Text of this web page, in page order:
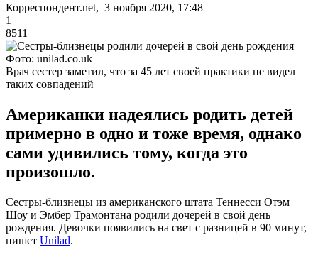
Корреспондент.net, 3 ноября 2020, 17:48
1
8511
Фото: unilad.co.uk
Врач сестер заметил, что за 45 лет своей практики не видел
таких совпадений
Американки надеялись родить детей
примерно в одно и тоже время, однако
сами удивились тому, когда это
произошло.
Сестры-близнецы из американского штата Теннесси Отэм
Шоу и Эмбер Трамонтана родили дочерей в свой день
рождения. Девочки появились на свет с разницей в 90 минут,
пишет Unilad.